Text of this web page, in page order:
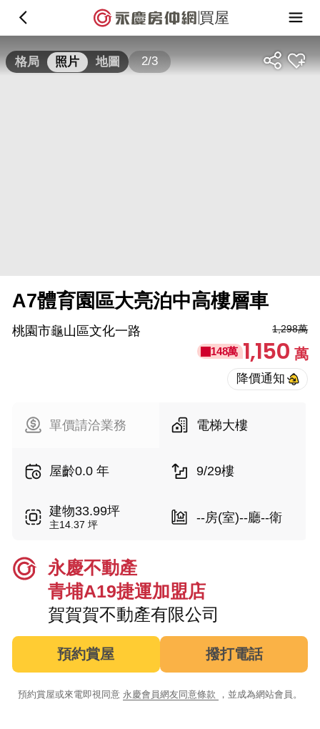
買屋
格局 照片 地圖 2/3
A7體育園區大亮泊中高樓層車
桃園市龜山區文化一路 1,298萬
148萬 1,150萬
單價請洽業務 電梯大樓
屋齡0.0 年 9/29樓
建物33.99坪
主14.37 坪 --房(室)--廳--衛
永慶不動產
青埔A19捷運加盟店
賀賀賀不動產有限公司
預約賞屋 撥打電話
預約賞屋或來電即視同意 永慶會員網友同意條款 ，並成為網站會員。